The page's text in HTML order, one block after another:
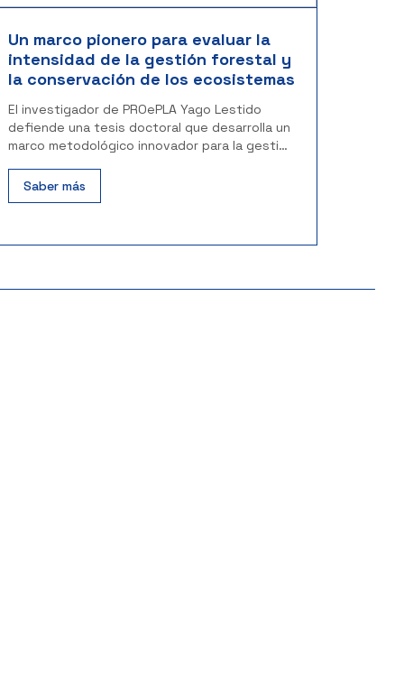
Un marco pionero para evaluar la
intensidad de la gestión forestal y
la conservación de los ecosistemas
El investigador de PROePLA Yago Lestido
defiende una tesis doctoral que desarrolla un
marco metodológico innovador para la gestión
Saber más